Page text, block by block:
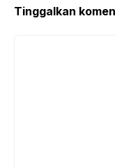
Tinggalkan